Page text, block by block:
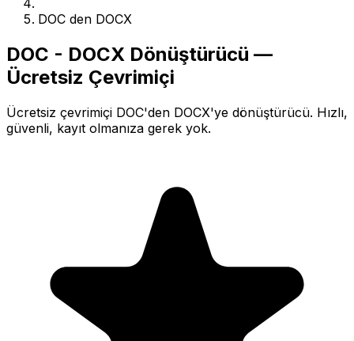
DOC den DOCX
DOC - DOCX Dönüştürücü —
Ücretsiz Çevrimiçi
Ücretsiz çevrimiçi DOC'den DOCX'ye dönüştürücü. Hızlı,
güvenli, kayıt olmanıza gerek yok.